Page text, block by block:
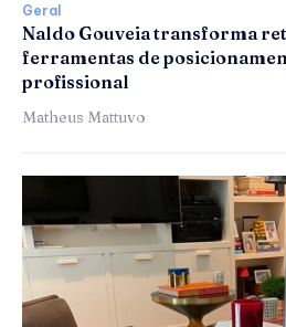
Geral
Naldo Gouveia transforma
ferramentas de
profissional
Matheus Mattuvo